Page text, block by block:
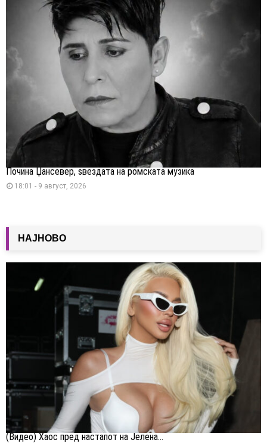
Почина Џансевер, ѕвездата на ромската музика
18:01 - 9 август, 2026
НАЈНОВО
(Видео) Хаос пред настапот на Јелена...